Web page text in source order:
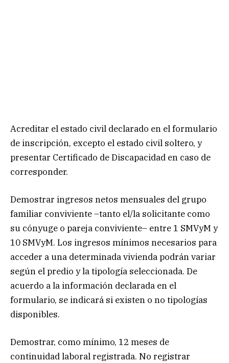
Acreditar el estado civil declarado en el formulario
de inscripción, excepto el estado civil soltero, y
presentar Certificado de Discapacidad en caso de
corresponder.
Demostrar ingresos netos mensuales del grupo
familiar conviviente –tanto el/la solicitante como
su cónyuge o pareja conviviente– entre 1 SMVyM y
10 SMVyM. Los ingresos mínimos necesarios para
acceder a una determinada vivienda podrán variar
según el predio y la tipología seleccionada. De
acuerdo a la información declarada en el
formulario, se indicará si existen o no tipologías
disponibles.
Demostrar, como mínimo, 12 meses de
continuidad laboral registrada. No registrar